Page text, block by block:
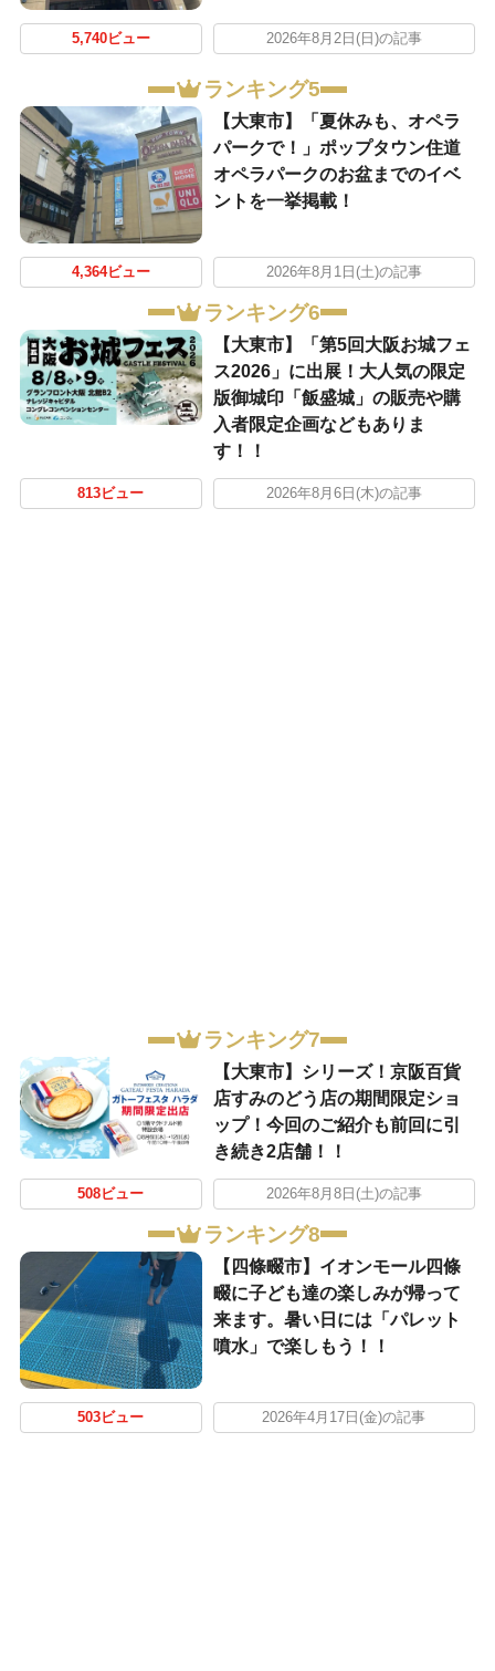
5,740ビュー 2026年8月2日(日)の記事
ランキング5
【大東市】「夏休みも、オペラ
パークで！」ポップタウン住道
オペラパークのお盆までのイベ
ントを一挙掲載！
4,364ビュー 2026年8月1日(土)の記事
ランキング6
【大東市】「第5回大阪お城フェ
ス2026」に出展！大人気の限定
版御城印「飯盛城」の販売や購
入者限定企画などもありま
す！！
813ビュー 2026年8月6日(木)の記事
ランキング7
【大東市】シリーズ！京阪百貨
店すみのどう店の期間限定ショ
ップ！今回のご紹介も前回に引
き続き2店舗！！
508ビュー 2026年8月8日(土)の記事
ランキング8
【四條畷市】イオンモール四條
畷に子ども達の楽しみが帰って
来ます。暑い日には「パレット
噴水」で楽しもう！！
503ビュー 2026年4月17日(金)の記事